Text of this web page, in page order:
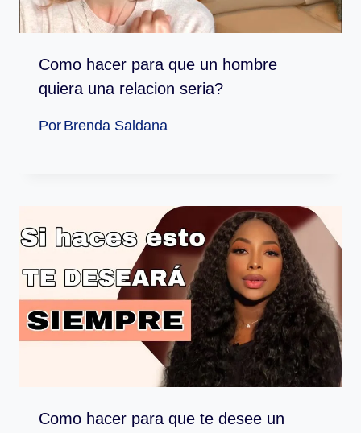
Como hacer para que un hombre
quiera una relacion seria?
Por Brenda Saldana
Como hacer para que te desee un